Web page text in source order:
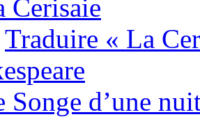
Cerisaie
Traduire « La
Songe d’une